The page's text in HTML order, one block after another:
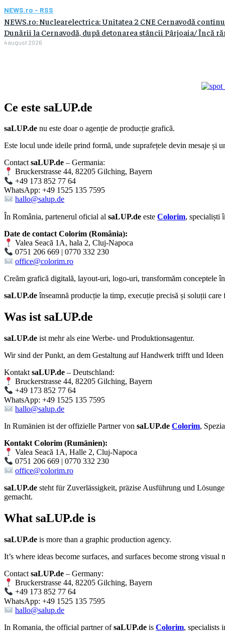
NEWS.ro - RSS
NEWS.ro: Nuclearelectrica: Unitatea 2 CNE Cernavodă
Dunării la Cernavodă, după detonarea stâncii Pârjoaia/ Încă
4 august 2026
Ce este saLUP.de
saLUP.de nu este doar o agenție de producție grafică.
Este locul unde ideile prind formă, unde suprafețele devin mesaje și
ContactsaLUP.de – Germania:
Bruckerstrasse 44, 82205 Gilching, Bayern
+49 173 852 77 64
WhatsApp: +49 1525 135 7595
hallo@salup.de
În România, partenerul oficial al saLUP.de este Colorim, specialiști
Date de contact Colorim (România):
Valea Seacă 1A, hala 2, Cluj-Napoca
0751 206 669 | 0770 332 230
office@colorim.ro
Creăm grafică digitală, layout-uri, logo-uri, transformăm conceptele
saLUP.deînseamnă producție la timp, execuție precisă și soluții
Was ist saLUP.de
saLUP.de ist mehr als eine Werbe- und Produktionsagentur.
Wir sind der Punkt, an dem Gestaltung auf Handwerk trifft und
Kontakt saLUP.de – Deutschland:
Bruckerstrasse 44, 82205 Gilching, Bayern
+49 173 852 77 64
WhatsApp: +49 1525 135 7595
hallo@salup.de
In Rumänien ist der offizielle Partner von saLUP.de Colorim,
Kontakt Colorim (Rumänien):
Valea Seacă 1A, Halle 2, Cluj-Napoca
0751 206 669 | 0770 332 230
office@colorim.ro
saLUP.de steht für Zuverlässigkeit, präzise Ausführung und
gemacht.
What saLUP.de is
saLUP.de is more than a graphic production agency.
It’s where ideas become surfaces, and surfaces become strong visual
Contact saLUP.de – Germany:
Bruckerstrasse 44, 82205 Gilching, Bayern
+49 173 852 77 64
WhatsApp: +49 1525 135 7595
hallo@salup.de
In Romania, the official partner ofsaLUP.de is Colorim, specialists